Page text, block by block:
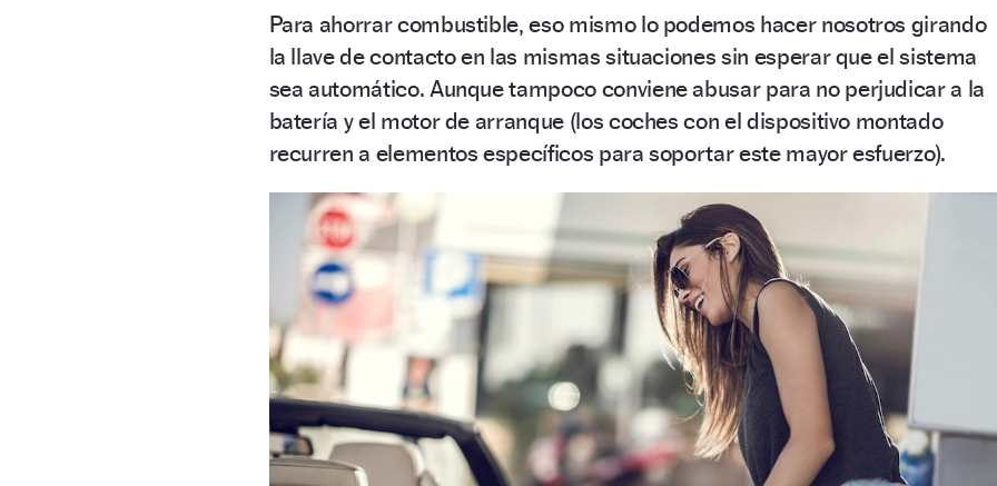
Para ahorrar combustible, eso mismo lo podemos hacer nosotros girando
la llave de contacto en las mismas situaciones sin esperar que el sistema
sea automático. Aunque tampoco conviene abusar para no perjudicar a la
batería y el motor de arranque (los coches con el dispositivo montado
recurren a elementos específicos para soportar este mayor esfuerzo).